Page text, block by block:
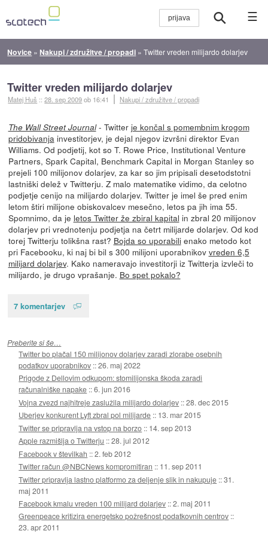
☰
Novice » Nakupi / združitve / propadi »Twitter vreden milijardo dolarjev
Twitter vreden milijardo dolarjev
Matej Huš ::28. sep 2009ob 16:41 Nakupi / združitve / propadi
The Wall Street Journal- Twitter je končal s pomembnim krogom
pridobivanja investitorjev, je dejal njegov izvršni direktor Evan
Williams. Od podjetij, kot so T. Rowe Price, Institutional Venture
Partners, Spark Capital, Benchmark Capital in Morgan Stanley so
prejeli 100 milijonov dolarjev, za kar so jim pripisali desetodstotni
lastniški delež v Twitterju. Z malo matematike vidimo, da celotno
podjetje cenijo na milijardo dolarjev. Twitter je imel še pred enim
letom štiri milijone obiskovalcev mesečno, letos pa jih ima 55.
Spomnimo, da je letos Twitter že zbiral kapital in zbral 20 milijonov
dolarjev pri vrednotenju podjetja na četrt milijarde dolarjev. Od kod
torej Twitterju tolikšna rast? Bojda so uporabilienako metodo kot
pri Facebooku, ki naj bi bil s 300 milijoni uporabnikov vreden 6,5
milijard dolarjev. Kako nameravajo investitorji iz Twitterja izvleči to
milijardo, je drugo vprašanje. Bo spet pokalo?
7 komentarjev
Preberite si še…
Twitter bo plačal 150 milijonov dolarjev zaradi zlorabe osebnih
podatkov uporabnikov ::26. maj 2022
Prigode z Dellovim odkupom: stomilijonska škoda zaradi
računalniške napake ::6. jun 2016
Vojna zvezd najhitreje zaslužila milijardo dolarjev ::28. dec 2015
Uberjev konkurent Lyft zbral pol milijarde :: 13. mar 2015
Twitter se pripravlja na vstop na borzo :: 14. sep 2013
Apple razmišlja o Twitterju ::28. jul 2012
Facebook v številkah ::2. feb 2012
Twitter račun @NBCNews kompromitiran :: 11. sep 2011
Twitter pripravlja lastno platformo za deljenje slik in nakupuje ::31.
maj 2011
Facebook kmalu vreden 100 milijard dolarjev ::2. maj 2011
Greenpeace kritizira energetsko požrešnost podatkovnih centrov ::
23. apr 2011